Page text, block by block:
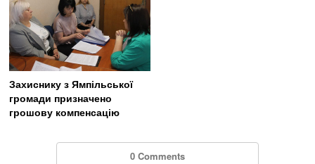
Захиснику з Ямпільської
громади призначено
грошову компенсацію
0 Comments